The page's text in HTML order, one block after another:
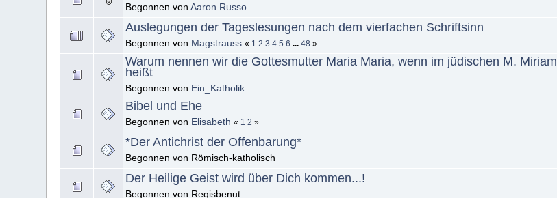
Begonnen vonAaron Russo
Auslegungen der Tageslesungen nach dem vierfachen Schriftsinn
Begonnen von Magstrauss « 1 2 3 4 5 6 ...48 »
Warum nennen wir die Gottesmutter Maria Maria, wenn im jüdischen M. Miriam
heißt
Begonnen von Ein_Katholik
Bibel und Ehe
Begonnen von Elisabeth « 1 2 »
*Der Antichrist der Offenbarung*
Begonnen von Römisch-katholisch
Der Heilige Geist wird über Dich kommen...!
Begonnen von Regisbenut